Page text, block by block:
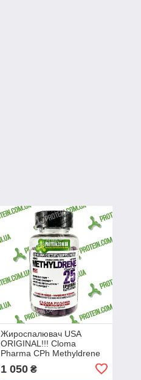
Жироспалювач USA
ORIGINAL!!! Cloma
Pharma CPh Methyldrene
1 050₴